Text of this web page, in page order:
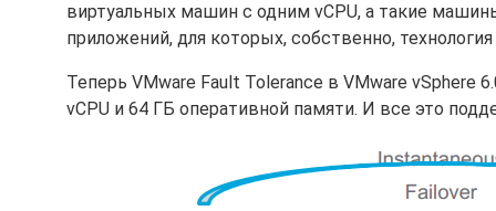
виртуальных машин с одним vCPU, а такие
приложений, для которых, собственно,
Теперь VMware Fault Tolerance в VMware
vCPU и 64 ГБ оперативной памяти. И все это